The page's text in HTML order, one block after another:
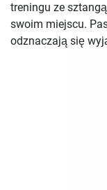
treningu ze
swoim miejscu.
odznaczają się